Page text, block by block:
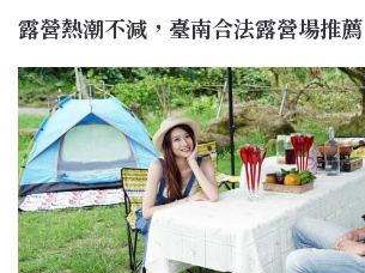
露營熱潮不減，臺南合法露營場推薦